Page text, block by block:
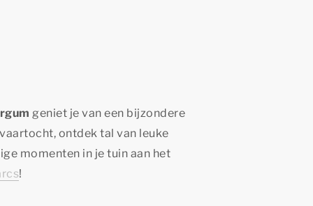
geniet je van een bijzondere
ontdek tal van leuke
momenten in je tuin aan het
!